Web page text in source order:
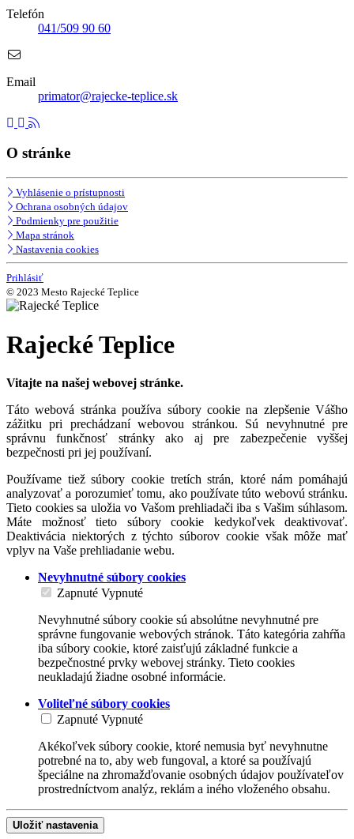
Telefón
041/509 90 60
Email
primator@rajecke-teplice.sk
O stránke
Vyhlásenie o prístupnosti
Ochrana osobných údajov
Podmienky pre použitie
Mapa stránok
Nastavenia cookies
Prihlásiť
© 2023 Mesto Rajecké Teplice
Rajecké Teplice
Vitajte na našej webovej stránke.
Táto webová stránka používa súbory cookie na zlepšenie Vášho
zážitku pri prechádzaní webovou stránkou. Sú nevyhnutné pre
správnu funkčnosť stránky ako aj pre zabezpečenie vyššej
bezpečnosti pri jej používaní.
Používame tiež súbory cookie tretích strán, ktoré nám pomáhajú
analyzovať a porozumieť tomu, ako používate túto webovú stránku.
Tieto cookies sa uložia vo Vašom prehliadači iba s Vašim súhlasom.
Máte možnosť tieto súbory cookie kedykoľvek deaktivovať.
Deaktivácia niektorých z týchto súborov cookie však môže mať
vplyv na Vaše prehliadanie webu.
Nevyhnutné súbory cookies
Zapnuté Vypnuté
Nevyhnutné súbory cookie sú absolútne nevyhnutné pre
správne fungovanie webových stránok. Táto kategória zahŕňa
iba súbory cookie, ktoré zaisťujú základné funkcie a
bezpečnostné prvky webovej stránky. Tieto cookies
neukladajú žiadne osobné informácie.
Voliteľné súbory cookies
Zapnuté Vypnuté
Akékoľvek súbory cookie, ktoré nemusia byť nevyhnutne
potrebné na to, aby web fungoval, a ktoré sa používajú
špeciálne na zhromažďovanie osobných údajov používateľov
prostredníctvom analýz, reklám a iného vloženého obsahu.
Uložiť nastavenia